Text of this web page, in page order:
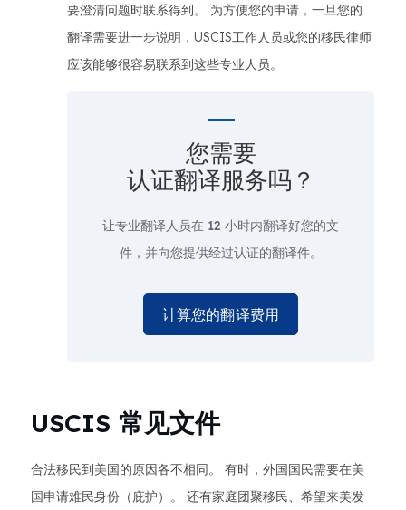
要澄清问题时联系得到。 为方便您的申请，一旦您的
翻译需要进一步说明，USCIS工作人员或您的移民律师
应该能够很容易联系到这些专业人员。
您需要
认证翻译服务吗？
让专业翻译人员在 12 小时内翻译好您的文
件，并向您提供经过认证的翻译件。
计算您的翻译费用
USCIS 常见文件
合法移民到美国的原因各不相同。 有时，外国国民需要在美
国申请难民身份（庇护）。 还有家庭团聚移民、希望来美发